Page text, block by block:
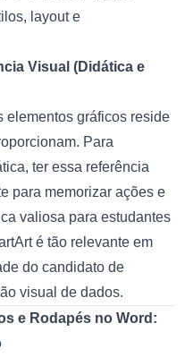
layout e
Visual (Didática e
elementos gráficos reside
Para
ter essa referência
para memorizar ações e
valiosa para estudantes
é tão relevante em
do candidato de
visual de dados.
e Rodapés no Word: